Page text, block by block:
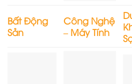
Bất Động
Sản
Công Nghệ
– Máy Tính